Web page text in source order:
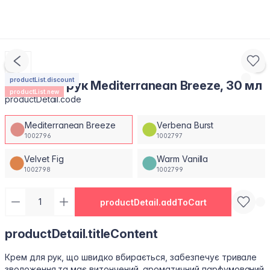
productList.discount
productList.new
Крем для рук Mediterranean Breeze, 30 мл
productDetail.code
Mediterranean Breeze
1002796
Verbena Burst
1002797
Velvet Fig
1002798
Warm Vanilla
1002799
productDetail.addToCart
productDetail.titleContent
Крем для рук, що швидко вбирається, забезпечує тривале